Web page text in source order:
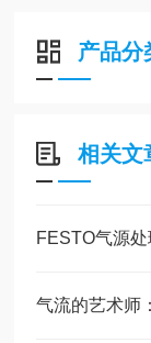
产品分
相关文
FESTO气源